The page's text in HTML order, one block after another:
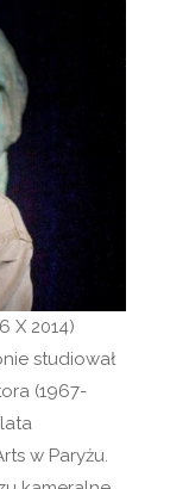
X 2014)
studiował
(1967-
w Paryżu.